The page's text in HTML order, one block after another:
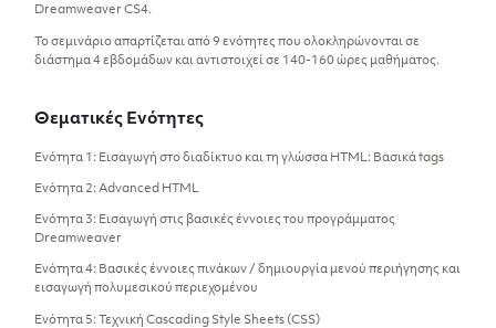
Dreamweaver CS4.
Το σεμινάριο απαρτίζεται από 9 ενότητες που ολοκληρώνονται σε
διάστημα 4 εβδομάδων και αντιστοιχεί σε 140-160 ώρες μαθήματος.
Θεματικές Ενότητες
Ενότητα 1: Εισαγωγή στο διαδίκτυο και τη γλώσσα HTML: Βασικά tags
Ενότητα 2: Advanced HTML
Ενότητα 3: Εισαγωγή στις βασικές έννοιες του προγράμματος
Dreamweaver
Ενότητα 4: Βασικές έννοιες πινάκων / δημιουργία μενού περιήγησης και
εισαγωγή πολυμεσικού περιεχομένου
Ενότητα 5: Τεχνική Cascading Style Sheets (CSS)